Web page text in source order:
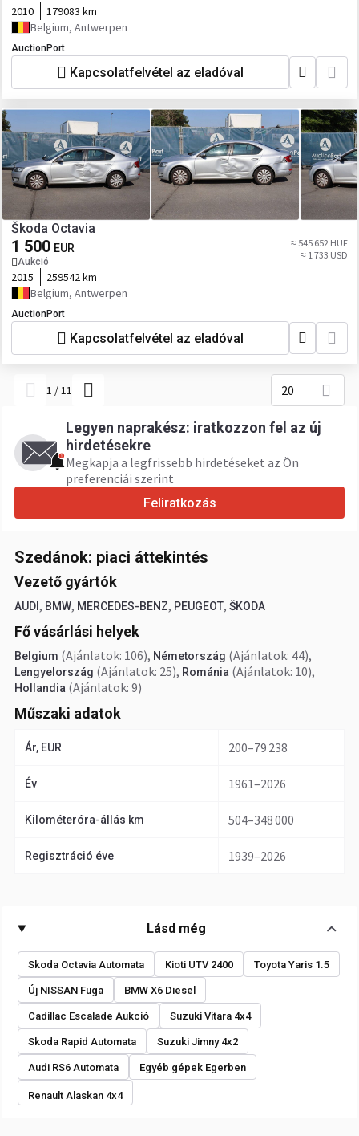
2010
179083 km
Belgium, Antwerpen
AuctionPort
Kapcsolatfelvétel az eladóval
Škoda Octavia
1 500 EUR
Aukció
≈ 545 652 HUF
≈ 1 733 USD
2015
259542 km
Belgium, Antwerpen
AuctionPort
Kapcsolatfelvétel az eladóval
1 /11 20
Legyen naprakész: iratkozzon fel az új
hirdetésekre
Megkapja a legfrissebb hirdetéseket az Ön
preferenciái szerint
Feliratkozás
Szedánok: piaci áttekintés
Vezető gyártók
AUDI , BMW, MERCEDES-BENZ, PEUGEOT, ŠKODA
Fő vásárlási helyek
Belgium (Ajánlatok: 106), Németország (Ajánlatok: 44),
Lengyelország (Ajánlatok: 25), Románia (Ajánlatok: 10),
Hollandia (Ajánlatok: 9)
Műszaki adatok
Ár, EUR 200–79 238
Év 1961–2026
Kilométeróra-állás km 504–348 000
Regisztráció éve 1939–2026
Lásd még
Skoda Octavia Automata Kioti UTV 2400 Toyota Yaris 1.5
Új NISSAN Fuga BMW X6 Diesel
Cadillac Escalade Aukció Suzuki Vitara 4x4
Skoda Rapid Automata Suzuki Jimny 4x2
Audi RS6 Automata Egyéb gépek Egerben
Renault Alaskan 4x4